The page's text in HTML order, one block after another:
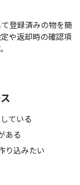
登録済みの物を簡
や返却時の確認項
ている
ある
り込みたい